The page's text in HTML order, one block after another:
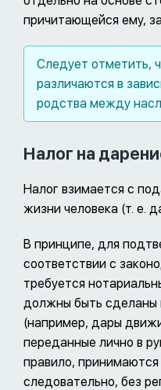
причитающейся ему,
Следует отметить,
различаются в
родства между
Налог на
Налог взимается с
жизни человека (т. е.
В принципе, для
соответствии с
требуется
должны быть сделаны
(например, дары
переданные лично в
правило, принимаются
следовательно, без